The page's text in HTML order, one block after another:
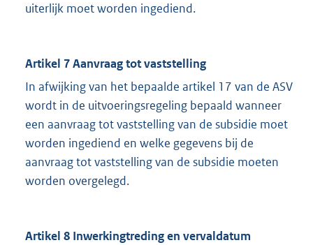
uiterlijk moet worden ingediend.
Artikel 7 Aanvraag tot vaststelling
In afwijking van het bepaalde artikel 17 van de ASV
wordt in de uitvoeringsregeling bepaald wanneer
een aanvraag tot vaststelling van de subsidie moet
worden ingediend en welke gegevens bij de
aanvraag tot vaststelling van de subsidie moeten
worden overgelegd.
Artikel 8 Inwerkingtreding en vervaldatum